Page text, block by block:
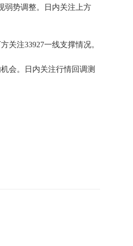
弱势调整。日内关注上方
关注33927一线支撑情况。
会。日内关注行情回调测